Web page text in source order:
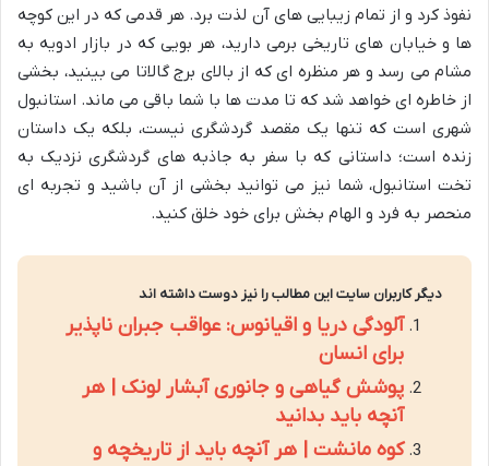
نفوذ کرد و از تمام زیبایی های آن لذت برد. هر قدمی که در این کوچه
ها و خیابان های تاریخی برمی دارید، هر بویی که در بازار ادویه به
مشام می رسد و هر منظره ای که از بالای برج گالاتا می بینید، بخشی
از خاطره ای خواهد شد که تا مدت ها با شما باقی می ماند. استانبول
شهری است که تنها یک مقصد گردشگری نیست، بلکه یک داستان
زنده است؛ داستانی که با سفر به جاذبه های گردشگری نزدیک به
تخت استانبول، شما نیز می توانید بخشی از آن باشید و تجربه ای
منحصر به فرد و الهام بخش برای خود خلق کنید.
دیگر کاربران سایت این مطالب را نیز دوست داشته اند
آلودگی دریا و اقیانوس: عواقب جبران ناپذیر
برای انسان
پوشش گیاهی و جانوری آبشار لونک | هر
آنچه باید بدانید
کوه مانشت | هر آنچه باید از تاریخچه و